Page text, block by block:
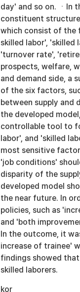
day' and so on. ㆍIn
constituent
which consist of the
skilled labor',
'turnover rate',
prospects, welfare,
and demand side, a
of the six factors,
between supply and
the developed
controllable tool to
labor', and 'skilled
most sensitive
'job conditions'
disparity of the
developed model
the near future. In
policies, such as
and 'both
In the outcome, it
increase of trainee'
findings showed
skilled laborers.
kor